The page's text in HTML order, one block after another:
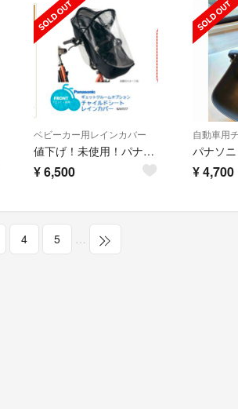
ベビーカー用レインカバー
値下げ！未使用！パナソニック ギュットクルーム チャイルドシート前用レインカバー
¥6,500 ¥4,700
4 5 …